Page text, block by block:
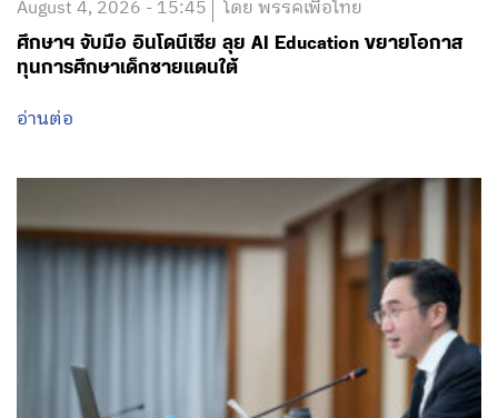
August 4, 2026 - 15:45 โดย พรรคเพื่อไทย
ศึกษาฯ จับมือ อินโดนีเซีย ลุย AI Education ขยายโอกาส
ทุนการศึกษาเด็กชายแดนใต้
อ่านต่อ